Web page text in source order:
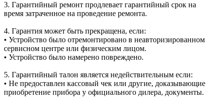
3. Гарантийный ремонт продлевает гарантийный срок на
время затраченное на проведение ремонта.
4. Гарантия может быть прекращена, если:
• Устройство было отремонтировано в неавторизированном
сервисном центре или физическим лицом.
• Устройство было намерено повреждено.
5. Гарантийный талон является недействительным если:
• Не предоставлен кассовый чек или другие, доказывающие
приобретение прибора у официального дилера, документы.